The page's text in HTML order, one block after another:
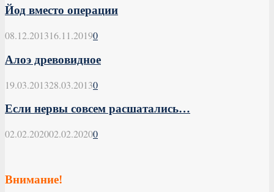
Йод вместо операции
08.12.201316.11.20190
Алоэ древовидное
19.03.201328.03.20130
Если нервы совсем расшатались…
02.02.202002.02.20200
Внимание!